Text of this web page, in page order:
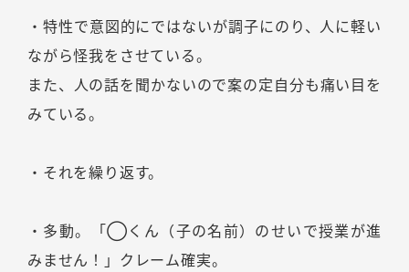
・特性で意図的にではないが調子にのり、人に軽い
ながら怪我をさせている。
また、人の話を聞かないので案の定自分も痛い目を
みている。
・それを繰り返す。
・多動。「◯くん（子の名前）のせいで授業が進
みません！」クレーム確実。